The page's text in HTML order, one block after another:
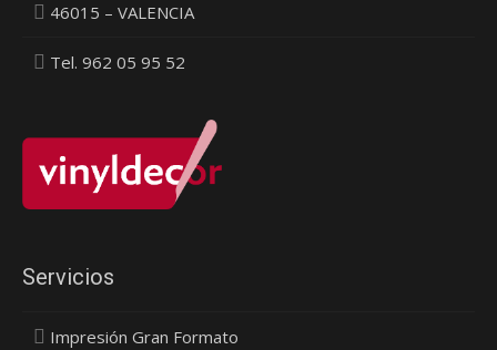
46015 – VALENCIA
Tel. 962 05 95 52
Servicios
Impresión Gran Formato